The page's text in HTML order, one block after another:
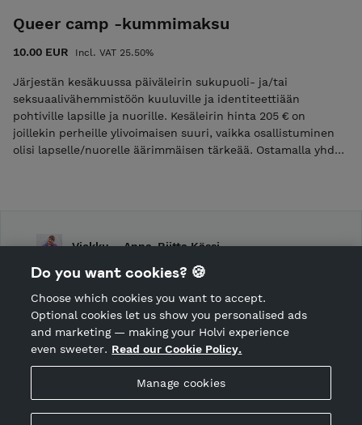
Queer camp -kummimaksu
10.00 EUR Incl. VAT 25.50%
Järjestän kesäkuussa päiväleirin sukupuoli- ja/tai
seksuaalivähemmistöön kuuluville ja identiteettiään
pohtiville lapsille ja nuorille. Kesäleirin hinta 205 € on
joillekin perheille ylivoimaisen suuri, vaikka osallistuminen
olisi lapselle/nuorelle äärimmäisen tärkeää. Ostamalla yhden
tarvitaan, lahjoitetaan ylijäävä osuus Translasten ja -nuorten
Hosted by Holvi
Holvi Payment Services Ltd is regulated by the Financial
Viekku – Anna-Riitta Kässi
Shop Terms and Conditions
CANCEL ORDER
Do you want cookies? 🍪
Choose which cookies you want to accept.
Optional cookies let us show you personalised ads
and marketing — making your Holvi experience
even sweeter. Read our Cookie Policy.
Manage cookies